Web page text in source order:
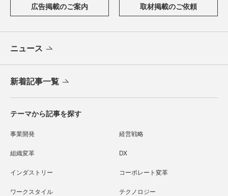
広告掲載のご案内 取材掲載のご依頼
ニュース
新着記事一覧
テーマから記事を探す
事業開発 経営戦略
組織変革 DX
インダストリー コーポレート変革
ワークスタイル テクノロジー